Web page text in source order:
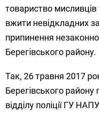
товариство
вжити невідкладних
припинення
Берегівського району.
Так, 26 травня 2017
Берегівського району
відділу поліції ГУ